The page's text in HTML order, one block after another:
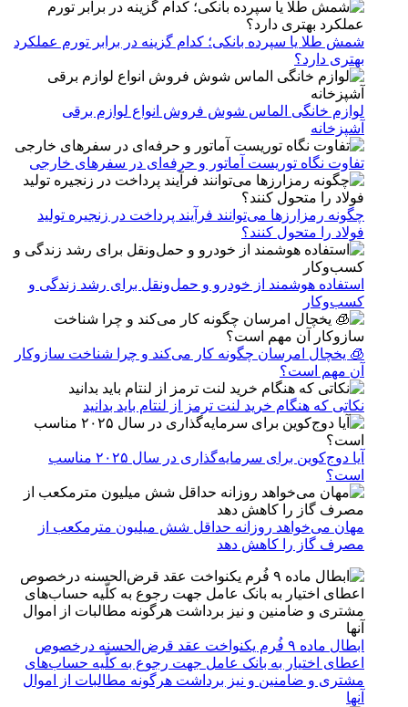
شمش طلا یا سپرده بانکی؛ کدام گزینه در برابر تورم عملکرد
بهتری دارد؟
لوازم خانگی الماس شوش فروش انواع لوازم برقی
آشپزخانه
تفاوت نگاه توریست آماتور و حرفه‌ای در سفرهای خارجی
چگونه رمزارزها می‌توانند فرآیند پرداخت در زنجیره تولید
فولاد را متحول کنند؟
استفاده هوشمند از خودرو و حمل‌ونقل برای رشد زندگی و
کسب‌وکار
🧊 یخچال امرسان چگونه کار می‌کند و چرا شناخت سازوکار
آن مهم است؟
نکاتی که هنگام خرید لنت ترمز از لنتام باید بدانید
آیا دوج‌کوین برای سرمایه‌گذاری در سال ۲۰۲۵ مناسب
است؟
مهان می‌خواهد روزانه حداقل شش میلیون مترمکعب از
مصرف گاز را کاهش دهد
ابطال ماده ۹ فُرم یکنواخت عقد قرض‌الحسنه درخصوص
اعطای اختیار به بانک عامل جهت رجوع به کلّیه حساب‌های
مشتری و ضامنین و نیز برداشت هرگونه مطالبات از اموال
آنها